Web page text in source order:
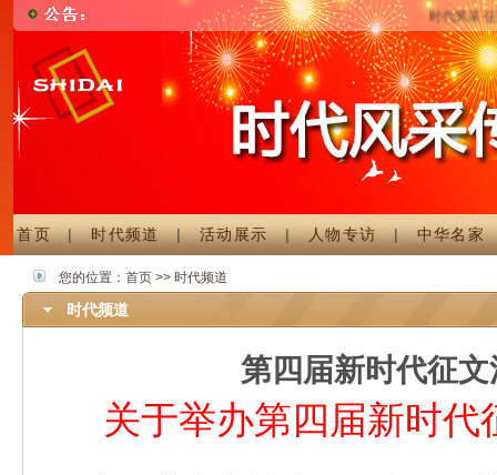
时代风采征
首页|时代频道|活动展示|人物专访|中华名家
您的位置： 首页 >> 时代频道
时代频道
第四届新时代征
关于举办第四届新时代